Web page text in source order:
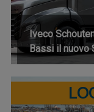
Iveco
Bassi il nuovo